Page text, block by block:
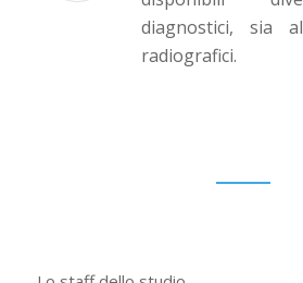
diagnostici, sia
radiografici.